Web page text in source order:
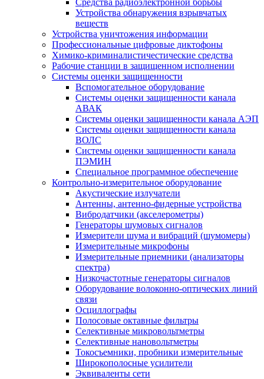
Устройства обнаружения взрывчатых
веществ
Устройства уничтожения информации
Профессиональные цифровые диктофоны
Химико-криминалистичестические средства
Рабочие станции в защищенном исполнении
Системы оценки защищенности
Вспомогательное оборудование
Системы оценки защищенности канала
АВАК
Системы оценки защищенности канала АЭП
Системы оценки защищенности канала
ВОЛС
Системы оценки защищенности канала
ПЭМИН
Специальное программное обеспечение
Контрольно-измерительное оборудование
Акустические излучатели
Антенны, антенно-фидерные устройства
Вибродатчики (акселерометры)
Генераторы шумовых сигналов
Измерители шума и вибраций (шумомеры)
Измерительные микрофоны
Измерительные приемники (анализаторы
спектра)
Низкочастотные генераторы сигналов
Оборудование волоконно-оптических линий
связи
Осциллографы
Полосовые октавные фильтры
Селективные микровольтметры
Селективные нановольтметры
Токосъемники, пробники измерительные
Широкополосные усилители
Эквиваленты сети